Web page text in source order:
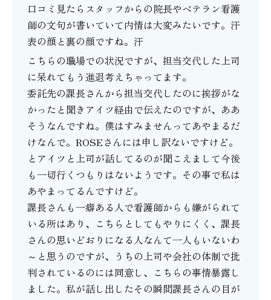
口コミ見たらスタッフからの院長やベテラン看護
師の文句が書いていて内情は大変みたいです。汗
表の顔と裏の顔ですね。汗
こちらの職場での状況ですが、担当交代した上司
に呆れてもう進退考えちゃってます。
委託先の課長さんから担当交代したのに挨拶がな
かったと聞きアイツ経由で伝えたのですが、ああ
そうなんですね。僕はすみませんってあやまるだ
けなんで。ROSEさんには申し訳ないですけど。
とアイツと上司が話してるのが聞こえまして今後
も一切行くつもりはないようです。その事で私は
あやまってるんですけど。
課長さんも一癖ある人で看護師からも嫌がられて
いる所はあり、こちらとしてもやりにくく、課長
さんの思いどおりになる人なんて一人もいないわ
～と思うのですが、うちの上司や会社の体制で批
判されているのには同意し、こちらの事情暴露し
ました。私が話し出したその瞬間課長さんの目が